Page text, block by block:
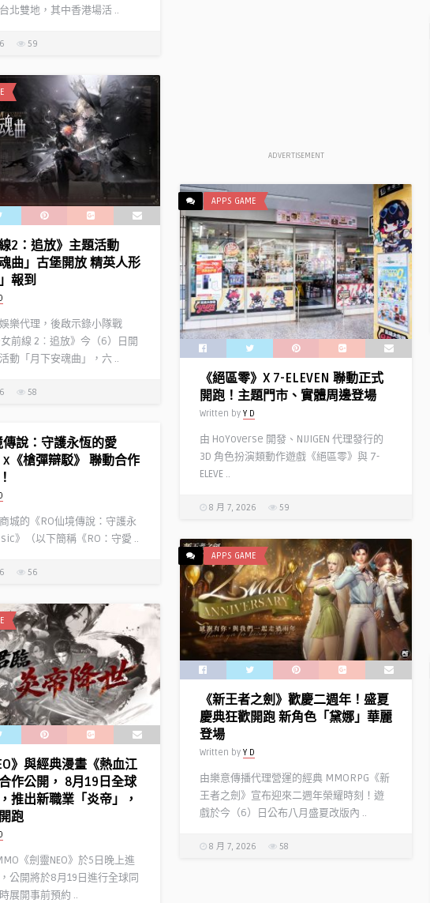
北雙地，其中香港場活 ..
59
ADVERTISEMENT
2：追放》主題活動
曲」古堡開放 精英人形
報到
樂代理，後啟示錄小隊戰
前線 2︰追放》今（6）日開
動「月下安魂曲」，六 ..
58
APPS GAME
《絕區零》X 7-ELEVEN 聯動正式
開跑！主題門市、實體周邊登場
Written by Y D
由 HoYoverse 開發、NIJIGEN 代理發行的
3D 角色扮演類動作遊戲《絕區零》與 7-
ELEVE ..
8 月 7, 2026 59
傳說：守護永恆的愛
《槍彈辯駁》 聯動合作
城的《RO仙境傳說：守護永
》（以下簡稱《RO：守愛 ..
56
APPS GAME
《新王者之劍》歡慶二週年！盛夏
慶典狂歡開跑 新角色「黛娜」華麗
登場
Written by Y D
由樂意傳播代理營運的經典 MMORPG《新
王者之劍》宣布迎來二週年榮耀時刻！遊
戲於今（6）日公布八月盛夏改版內 ..
8 月 7, 2026 58
》與經典漫畫《熱血江
作公開， 8月19日全球
推出新職業「炎帝」，
跑
《劍靈NEO》於5日晚上進
公開將於8月19日進行全球同
展開事前預約 ..